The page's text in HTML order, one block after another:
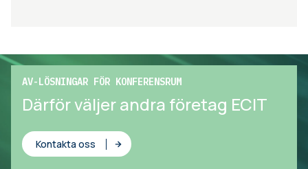
AV-LÖSNINGAR FÖR KONFERENSRUM
Därför väljer andra företag ECIT
Kontakta oss